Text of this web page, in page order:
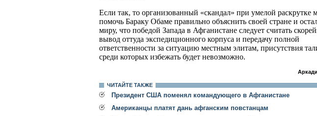
Если так, то организованный «скандал» при умелой раскрутке
помочь Бараку Обаме правильно объяснить своей стране и
миру, что победой Запада в Афганистане следует считать
вывод оттуда экспедиционного корпуса и передачу полной
ответственности за ситуацию местным элитам, присутствия
среди которых избежать будет невозможно.
ЧИТАЙТЕ ТАКЖЕ
Президент США поменял командующего в Афганистане
Американцы платят дань афганским повстанцам